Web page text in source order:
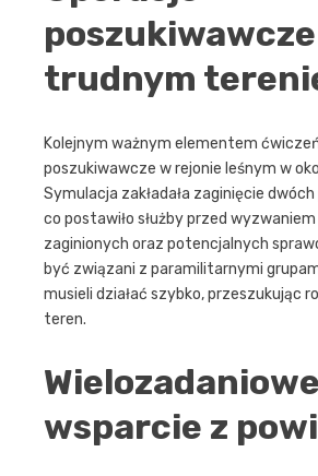
trudnym
Kolejnym ważnym elementem ćwiczeń
poszukiwawcze w rejonie leśnym w
Symulacja zakładała zaginięcie
co postawiło służby przed
zaginionych oraz potencjalnych
być związani z paramilitarnymi
musieli działać szybko, przeszukując
teren.
Wielozadaniowe
wsparcie z